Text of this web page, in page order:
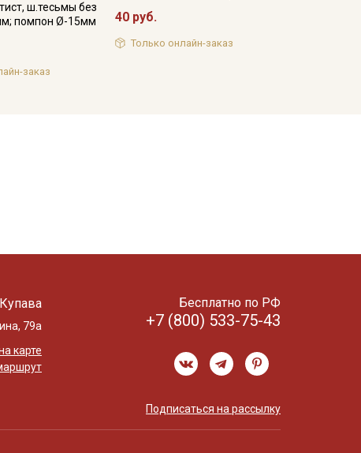
ш.тесьмы без
помпон Ø-15мм
заказ
40 руб.
Только онлайн-заказ
79а
карте
Бесплатно по РФ
+7 (800) 533-75-43
Подписаться на рассылку